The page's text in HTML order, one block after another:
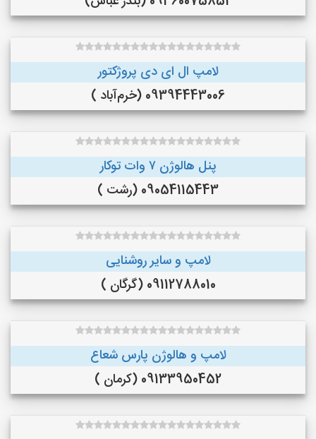
لامپ ال ای دی پروژکتور
09394443006 (خرم‌آباد )
پنل هالوژن ۷ وات توکار
09054115443 (رشت )
لامپ و سایر روشنایی
09112788010 (گرگان )
لامپ و هالوژن پارس شعاع
09133950452 (کرمان )